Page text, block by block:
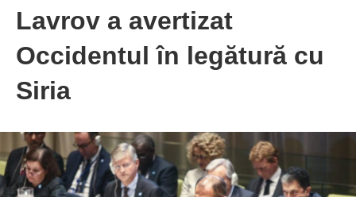
Lavrov a avertizat
Occidentul în legătură cu
Siria